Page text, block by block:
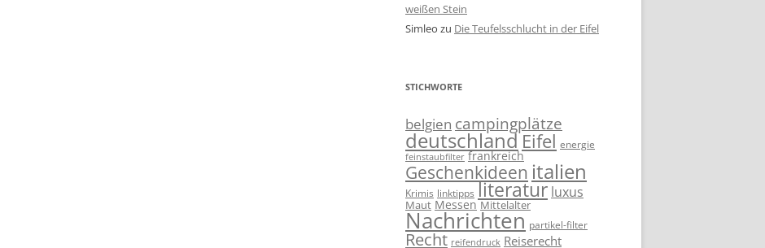
weißen Stein
Simleo zu Die Teufelsschlucht in der Eifel
STICHWORTE
belgien campingplätze
deutschland Eifel energie
feinstaubfilter frankreich
Geschenkideen italien
Krimis linktipps literatur luxus
Maut Messen Mittelalter
Nachrichten partikel-filter
Recht reifendruck Reiserecht